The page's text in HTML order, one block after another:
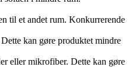
til et andet rum. Konkurrerende
kan gøre produktet mindre
eller mikrofiber. Dette kan gøre